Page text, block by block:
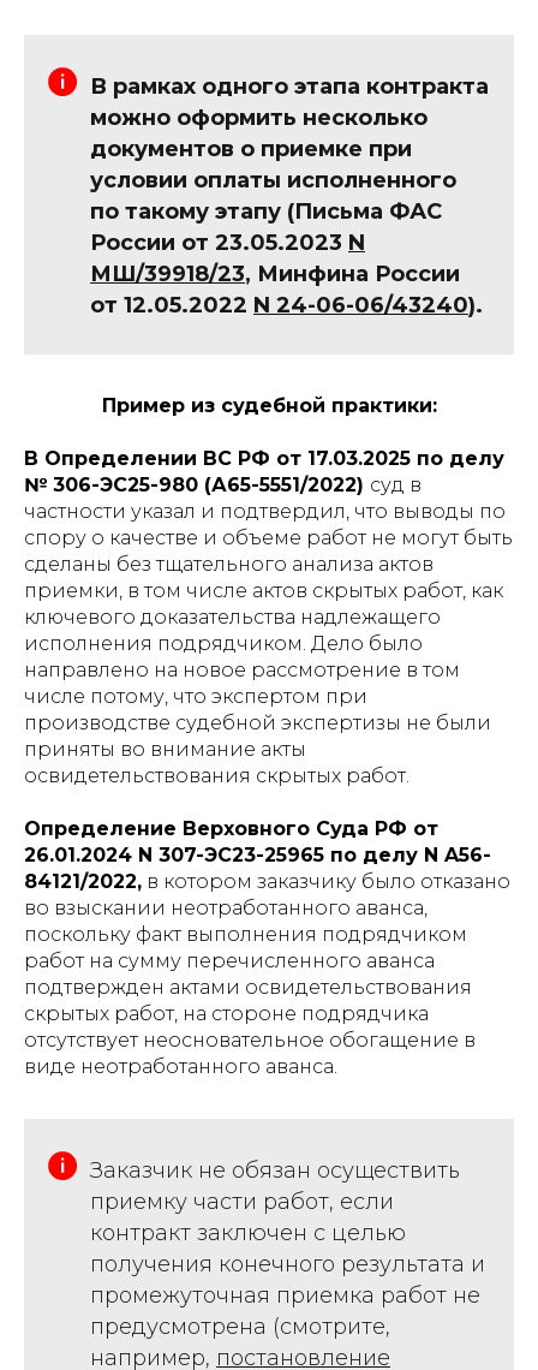
В рамках одного этапа контракта
можно оформить несколько
документов о приемке при
условии оплаты исполненного
по такому этапу (Письма ФАС
России от 23.05.2023 N
МШ/39918/23, Минфина России
от 12.05.2022 N 24-06-06/43240).
Пример из судебной практики:
В Определении ВС РФ от 17.03.2025 по делу
№ 306-ЭС25-980 (А65-5551/2022) суд в
частности указал и подтвердил, что выводы по
спору о качестве и объеме работ не могут быть
сделаны без тщательного анализа актов
приемки, в том числе актов скрытых работ, как
ключевого доказательства надлежащего
исполнения подрядчиком. Дело было
направлено на новое рассмотрение в том
числе потому, что экспертом при
производстве судебной экспертизы не были
приняты во внимание акты
освидетельствования скрытых работ.
Определение Верховного Суда РФ от
26.01.2024 N 307-ЭС23-25965 по делу N A56-
84121/2022, в котором заказчику было отказано
во взыскании неотработанного аванса,
поскольку факт выполнения подрядчиком
работ на сумму перечисленного аванса
подтвержден актами освидетельствования
скрытых работ, на стороне подрядчика
отсутствует неосновательное обогащение в
виде неотработанного аванса.
Заказчик не обязан осуществить
приемку части работ, если
контракт заключен с целью
получения конечного результата и
промежуточная приемка работ не
предусмотрена (смотрите,
например, постановление